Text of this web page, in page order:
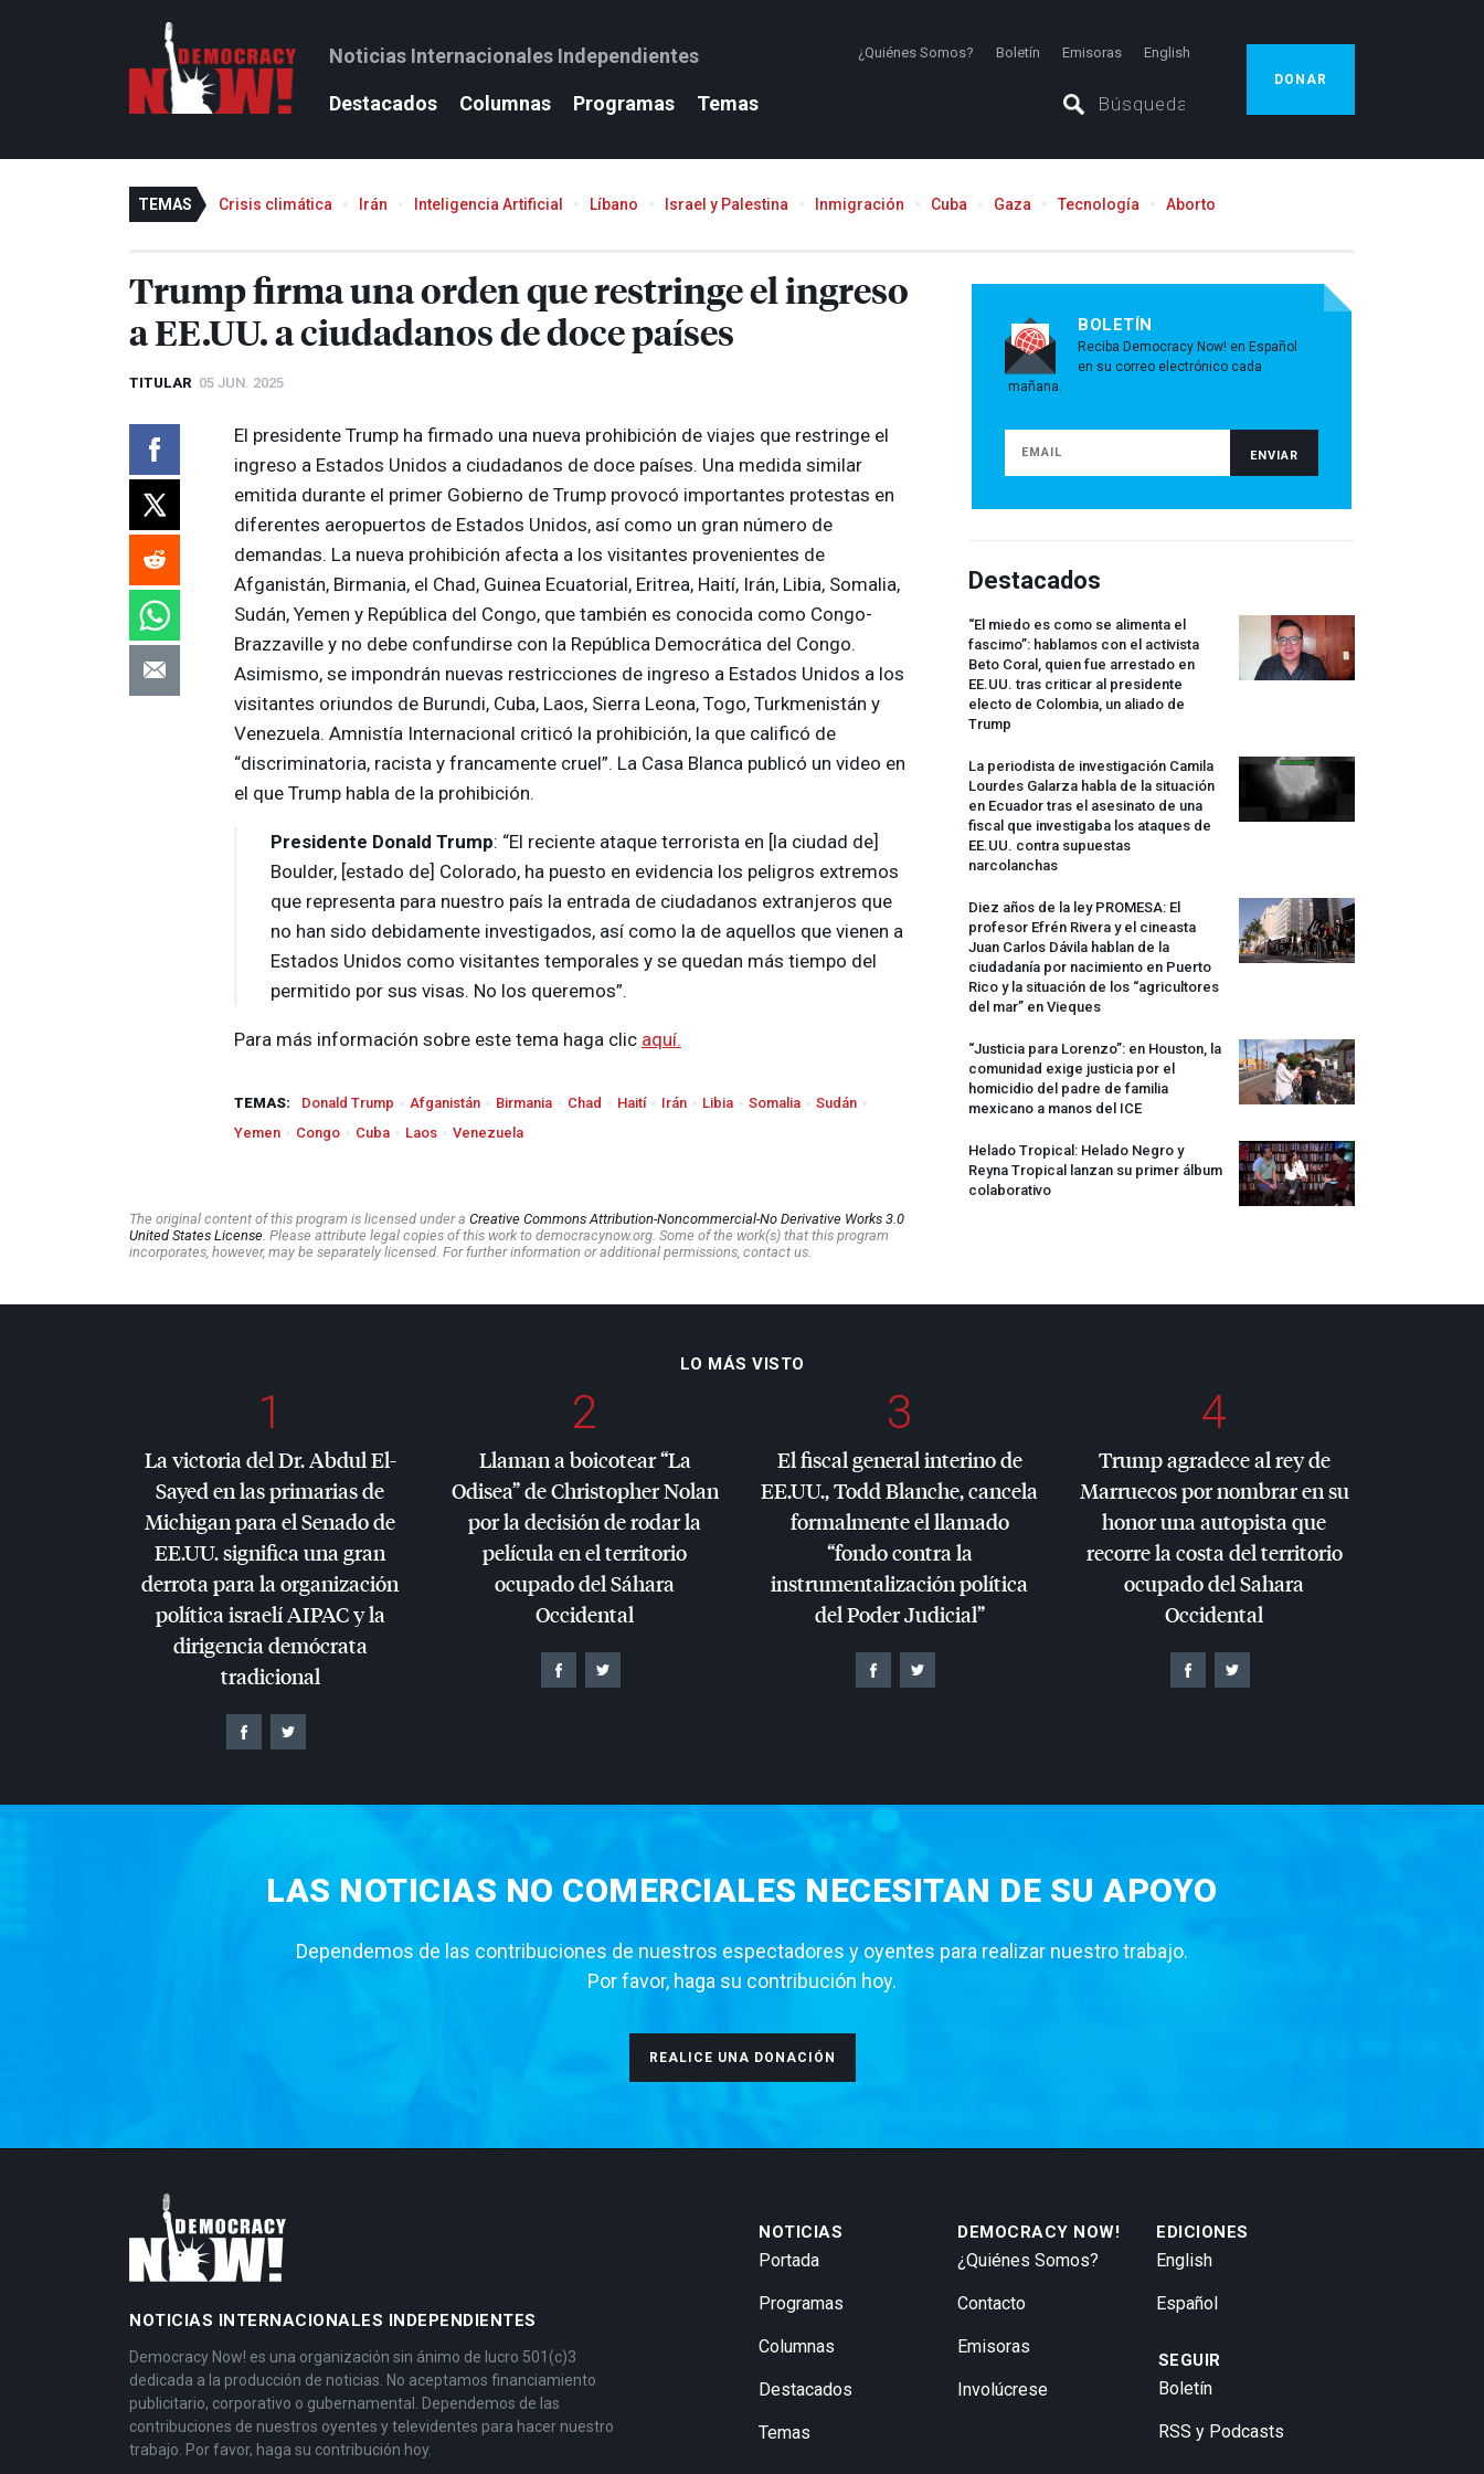
Noticias Internacionales Independientes ¿Quiénes Somos? Boletín Emisoras English
Destacados Columnas Programas Temas
DONAR
TEMAS Crisis climática Irán Inteligencia Artificial Líbano Israel y Palestina Inmigración Cuba Gaza Tecnología Aborto
Trump firma una orden que restringe el ingreso
a EE.UU. a ciudadanos de doce países
TITULAR 05 JUN. 2025
El presidente Trump ha firmado una nueva prohibición de viajes que restringe el
ingreso a Estados Unidos a ciudadanos de doce países. Una medida similar
emitida durante el primer Gobierno de Trump provocó importantes protestas en
diferentes aeropuertos de Estados Unidos, así como un gran número de
demandas. La nueva prohibición afecta a los visitantes provenientes de
Afganistán, Birmania, el Chad, Guinea Ecuatorial, Eritrea, Haití, Irán, Libia, Somalia,
Sudán, Yemen y República del Congo, que también es conocida como Congo-
Brazzaville y no debe confundirse con la República Democrática del Congo.
Asimismo, se impondrán nuevas restricciones de ingreso a Estados Unidos a los
visitantes oriundos de Burundi, Cuba, Laos, Sierra Leona, Togo, Turkmenistán y
Venezuela. Amnistía Internacional criticó la prohibición, la que calificó de
“discriminatoria, racista y francamente cruel”. La Casa Blanca publicó un video en
el que Trump habla de la prohibición.
Presidente Donald Trump: “El reciente ataque terrorista en [la ciudad de]
Boulder, [estado de] Colorado, ha puesto en evidencia los peligros extremos
que representa para nuestro país la entrada de ciudadanos extranjeros que
no han sido debidamente investigados, así como la de aquellos que vienen a
Estados Unidos como visitantes temporales y se quedan más tiempo del
permitido por sus visas. No los queremos”.
Para más información sobre este tema haga clic aquí.
TEMAS: Donald Trump Afganistán Birmania Chad Haití Irán Libia Somalia
Sudán
Yemen
Congo Cuba Laos Venezuela
The original content of this program is licensed under a Creative Commons Attribution-Noncommercial-No Derivative Works 3.0
United States License . Please attribute legal copies of this work to democracynow.org. Some of the work(s) that this program
incorporates, however, may be separately licensed. For further information or additional permissions, contact us.
BOLETÍN
Reciba Democracy Now! en Español
en su correo electrónico cada
mañana.
Destacados
“El miedo es como se alimenta el
fascimo”: hablamos con el activista
Beto Coral, quien fue arrestado en
EE.UU. tras criticar al presidente
electo de Colombia, un aliado de
Trump
La periodista de investigación Camila
Lourdes Galarza habla de la situación
en Ecuador tras el asesinato de una
fiscal que investigaba los ataques de
EE.UU. contra supuestas
narcolanchas
Diez años de la ley PROMESA: El
profesor Efrén Rivera y el cineasta
Juan Carlos Dávila hablan de la
ciudadanía por nacimiento en Puerto
Rico y la situación de los “agricultores
del mar” en Vieques
“Justicia para Lorenzo”: en Houston, la
comunidad exige justicia por el
homicidio del padre de familia
mexicano a manos del ICE
Helado Tropical: Helado Negro y
Reyna Tropical lanzan su primer álbum
colaborativo
LO MÁS VISTO
1
La victoria del Dr. Abdul El-
Sayed en las primarias de
Michigan para el Senado de
EE.UU. significa una gran
derrota para la organización
política israelíAIPACy la
dirigencia demócrata
tradicional
2
Llaman a boicotear “La
Odisea” de Christopher Nolan
por la decisión de rodar la
película en el territorio
ocupado del Sáhara
Occidental
3
El fiscal general interino de
EE.UU., Todd Blanche, cancela
formalmente el llamado
“fondo contra la
instrumentalización política
del Poder Judicial”
4
Trump agradece al rey de
Marruecos por nombrar en su
honor una autopista que
recorre la costa del territorio
ocupado del Sahara
Occidental
LAS NOTICIAS NO COMERCIALES NECESITAN DE SU APOYO
Dependemos de las contribuciones de nuestros espectadores y oyentes para realizar nuestro trabajo.
Por favor, haga su contribución hoy.
REALICE UNA DONACIÓN
NOTICIAS INTERNACIONALES INDEPENDIENTES
Democracy Now! es una organización sin ánimo de lucro 501(c)3
dedicada a la producción de noticias. No aceptamos financiamiento
publicitario, corporativo o gubernamental. Dependemos de las
contribuciones de nuestros oyentes y televidentes para hacer nuestro
trabajo. Por favor, haga su contribución hoy.
NOTICIAS
Portada
Programas
Columnas
Destacados
Temas
DEMOCRACY NOW!
¿Quiénes Somos?
Contacto
Emisoras
Involúcrese
EDICIONES
English
Español
SEGUIR
Boletín
RSS y Podcasts